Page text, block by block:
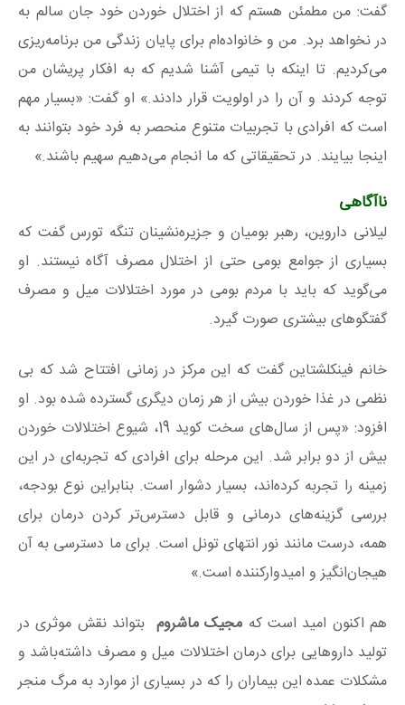
گفت: من مطمئن هستم که از اختلال خوردن خود جان سالم به
در نخواهد برد. من و خانواده‌ام برای پایان زندگی‌ من برنامه‌ریزی
می‌کردیم. تا اینکه با تیمی آشنا شدیم که به افکار پریشان من
توجه کردند و آن را در اولویت قرار دادند.» او گفت: «بسیار مهم
است که افرادی با تجربیات متنوع منحصر به فرد خود بتوانند به
اینجا بیایند. در تحقیقاتی که ما انجام می‌دهیم سهیم باشند.»
ناآگاهی
لیلانی داروین، رهبر بومیان و جزیره‌نشینان تنگه تورس گفت که
بسیاری از جوامع بومی حتی از اختلال مصرف آگاه نیستند. او
می‌گوید که باید با مردم بومی در مورد اختلالات میل و مصرف
گفتگوهای بیشتری صورت گیرد.
خانم فینکلشتاین گفت که این مرکز در زمانی افتتاح شد که بی
نظمی در غذا خوردن بیش از هر زمان دیگری گسترده شده بود. او
افزود: «پس از سال‌های سخت کوید 19، شیوع اختلالات خوردن
بیش از دو برابر شد. این مرحله برای افرادی که تجربه‌ای در این
زمینه را تجربه کرده‌اند، بسیار دشوار است. بنابراین نوع بودجه،
بررسی گزینه‌های درمانی و قابل دسترس‌تر کردن درمان برای
همه، درست مانند نور انتهای تونل است. برای ما دسترسی به آن
هیجان‌انگیز و امیدوارکننده است.»
هم اکنون امید است که مجیک ماشروم بتواند نقش موثری در
تولید داروهایی برای درمان اختلالات میل و مصرف داشته‌باشد و
مشکلات عمده این بیماران را که در بسیاری از موارد به مرگ منجر